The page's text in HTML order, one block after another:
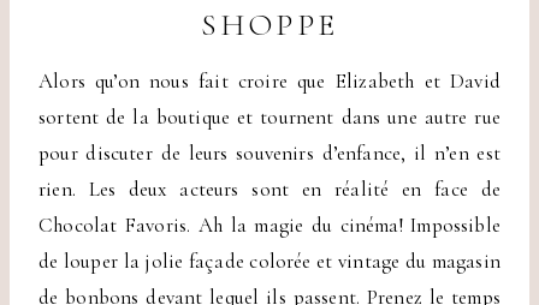
SHOPPE
Alors qu’on nous fait croire que Elizabeth et David
sortent de la boutique et tournent dans une autre rue
pour discuter de leurs souvenirs d’enfance, il n’en est
rien. Les deux acteurs sont en réalité en face de
Chocolat Favoris. Ah la magie du cinéma! Impossible
de louper la jolie façade colorée et vintage du magasin
de bonbons devant lequel ils passent. Prenez le temps